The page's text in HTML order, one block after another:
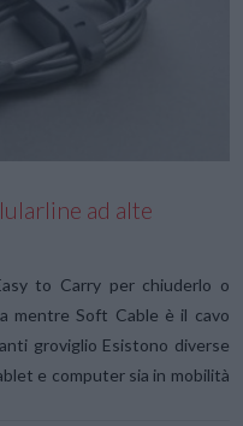
ad alte
to Carry per chiuderlo o
mentre Soft Cable è il cavo
groviglio Esistono diverse
e computer sia in mobilità